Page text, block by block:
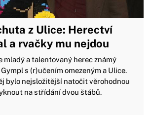
z Ulice: Herectví
a rvačky mu nejdou
mladý a talentovaný herec známý
s (r)učením omezeným a Ulice.
bylo nejsložitější natočit věrohodnou
na střídání dvou štábů.